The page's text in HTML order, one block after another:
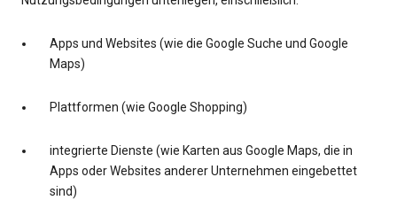
Apps und Websites (wie die Google Suche und Google
Maps)
Plattformen (wie Google Shopping)
integrierte Dienste (wie Karten aus Google Maps, die in
Apps oder Websites anderer Unternehmen eingebettet
sind)